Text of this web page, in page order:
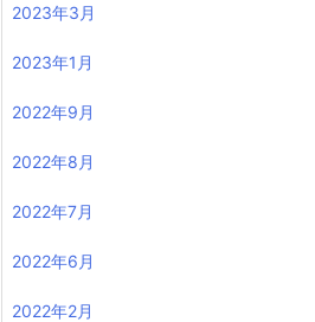
2023年3月
2023年1月
2022年9月
2022年8月
2022年7月
2022年6月
2022年2月